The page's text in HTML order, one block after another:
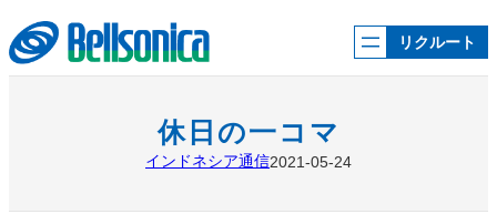
容
を
ス
リクルート
休日の一コマ
インドネシア通信2021-05-24